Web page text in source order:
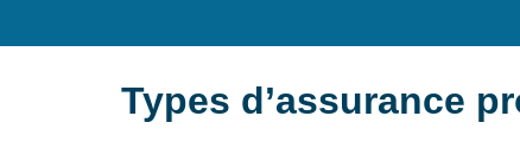
Types d’assurance